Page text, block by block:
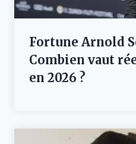
Fortune Arnold
Combien vaut
en 2026 ?